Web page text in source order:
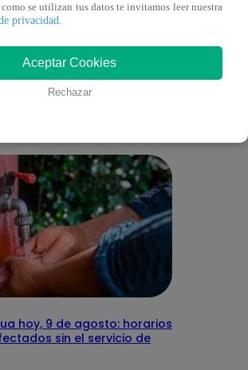
te puede
hoy, 9 de agosto: horarios
sin el servicio de
se utilizan tus datos te invitamos leer nuestra
privacidad
Aceptar Cookies
Rechazar